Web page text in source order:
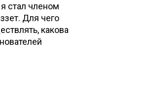
стал членом
Для чего
какова